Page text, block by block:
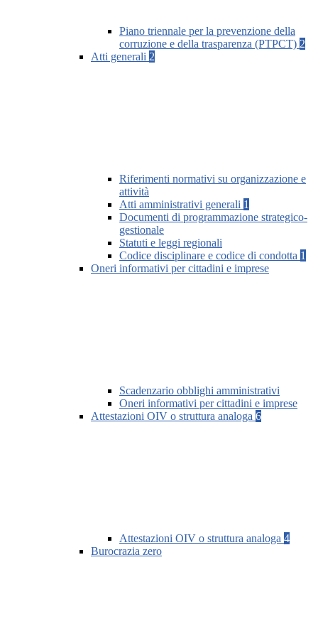
Piano triennale per la prevenzione della
corruzione e della trasparenza (PTPCT) 2
Atti generali 2
Riferimenti normativi su organizzazione e
attività
Atti amministrativi generali 1
Documenti di programmazione strategico-
gestionale
Statuti e leggi regionali
Codice disciplinare e codice di condotta 1
Oneri informativi per cittadini e imprese
Scadenzario obblighi amministrativi
Oneri informativi per cittadini e imprese
Attestazioni OIV o struttura analoga 6
Attestazioni OIV o struttura analoga 4
Burocrazia zero